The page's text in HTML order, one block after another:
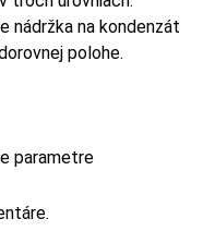
nádržka na kondenzát
polohe.